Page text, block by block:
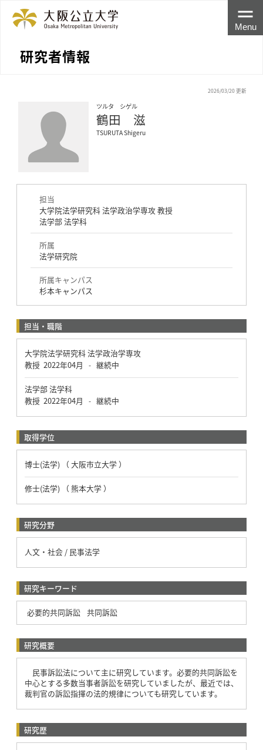
研究者情報
Menu
2026/03/20 更新
ツルタ シゲル
鶴田 滋
TSURUTA Shigeru
担当
大学院法学研究科 法学政治学専攻 教授
法学部 法学科
所属
法学研究院
所属キャンパス
杉本キャンパス
担当・職階
大学院法学研究科 法学政治学専攻
教授 2022年04月 - 継続中
法学部 法学科
教授 2022年04月 - 継続中
取得学位
博士(法学) （ 大阪市立大学 ）
修士(法学) （ 熊本大学 ）
研究分野
人文・社会 / 民事法学
研究キーワード
必要的共同訴訟 共同訴訟
研究概要
民事訴訟法について主に研究しています。必要的共同訴訟を
中心とする多数当事者訴訟を研究していましたが、最近では、
裁判官の訴訟指揮の法的規律についても研究しています。
研究歴